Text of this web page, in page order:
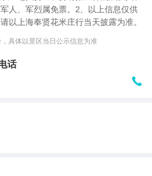
人、军烈属免票。2、以上信息仅供
以上海奉贤花米庄行当天披露为准。
具体以景区当日公示信息为准
话
